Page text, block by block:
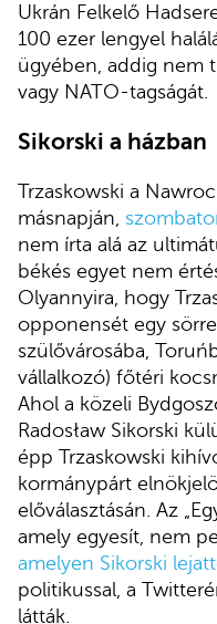
Ukrán Felkelő
100 ezer lengyel
ügyében, addig nem
vagy NATO-tagságát.
Sikorski a házban
Trzaskowski a
másnapján,
nem írta alá az
békés egyet nem
Olyannyira, hogy
opponensét egy
szülővárosába,
vállalkozó) főtéri
Ahol a közeli
Radosław Sikorski
épp Trzaskowski
kormánypárt
előválasztásán. Az
amely egyesít, nem
amelyen Sikorski
politikussal, a
látták.